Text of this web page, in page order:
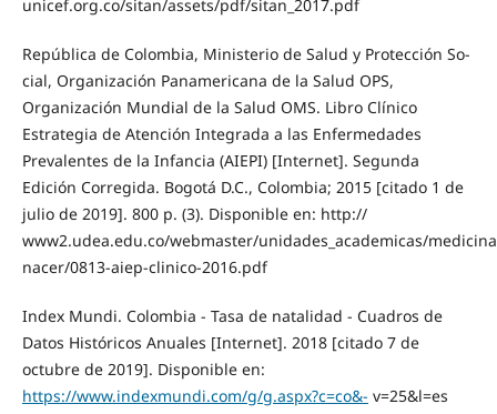
unicef.org.co/sitan/assets/pdf/sitan_2017.pdf
República de Colombia, Ministerio de Salud y Protección So-
cial, Organización Panamericana de la Salud OPS,
Organización Mundial de la Salud OMS. Libro Clínico
Estrategia de Atención Integrada a las Enfermedades
Prevalentes de la Infancia (AIEPI) [Internet]. Segunda
Edición Corregida. Bogotá D.C., Colombia; 2015 [citado 1 de
julio de 2019]. 800 p. (3). Disponible en: http://
www2.udea.edu.co/webmaster/unidades_academicas/
nacer/0813-aiep-clinico-2016.pdf
Index Mundi. Colombia - Tasa de natalidad - Cuadros de
Datos Históricos Anuales [Internet]. 2018 [citado 7 de
octubre de 2019]. Disponible en:
https://www.indexmundi.com/g/g.aspx?c=co&- v=25&l=es